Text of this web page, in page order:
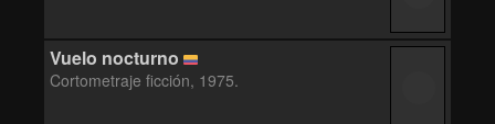
Vuelo nocturno
Cortometraje ficción, 1975.